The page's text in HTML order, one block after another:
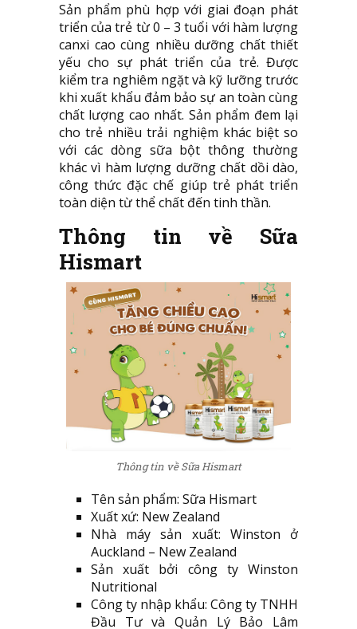
Sản phẩm phù hợp với giai đoạn phát
triển của trẻ từ 0 – 3 tuổi với hàm lượng
canxi cao cùng nhiều dưỡng chất thiết
yếu cho sự phát triển của trẻ. Được
kiểm tra nghiêm ngặt và kỹ lưỡng trước
khi xuất khẩu đảm bảo sự an toàn cùng
chất lượng cao nhất. Sản phẩm đem lại
cho trẻ nhiều trải nghiệm khác biệt so
với các dòng sữa bột thông thường
khác vì hàm lượng dưỡng chất dồi dào,
công thức đặc chế giúp trẻ phát triển
toàn diện từ thể chất đến tinh thần.
Thông tin về Sữa
Hismart
Thông tin về Sữa Hismart
Tên sản phẩm: Sữa Hismart
Xuất xứ: New Zealand
Nhà máy sản xuất: Winston ở
Auckland – New Zealand
Sản xuất bởi công ty Winston
Nutritional
Công ty nhập khẩu: Công ty TNHH
Đầu Tư và Quản Lý Bảo Lâm